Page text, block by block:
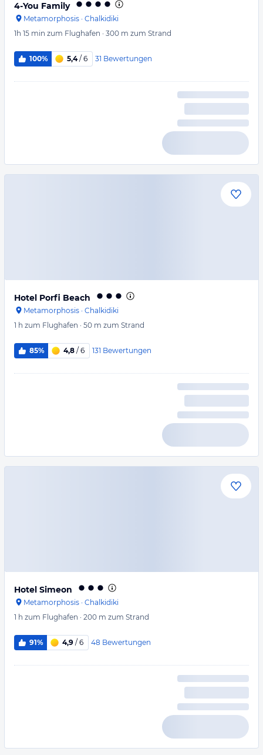
4-You Family
Metamorphosis · Chalkidiki
1h 15 min zum Flughafen · 300 m zum Strand
100% 5,4/ 6 31 Bewertungen
Hotel Porfi Beach
Metamorphosis · Chalkidiki
1 h zum Flughafen · 50 m zum Strand
85% 4,8 / 6 131 Bewertungen
Hotel Simeon
Metamorphosis · Chalkidiki
1 h zum Flughafen · 200 m zum Strand
91% 4,9 / 6 48 Bewertungen